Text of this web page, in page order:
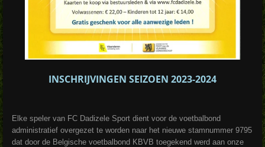
INSCHRIJVINGEN SEIZOEN 2023-2024
Elke speler van FC Dadizele Sport dient voor de voetbalbond
administratief overgezet te worden naar het nieuwe stamnummer 9795
dat door de Belgische voetbalbond KBVB toegekend werd aan onze